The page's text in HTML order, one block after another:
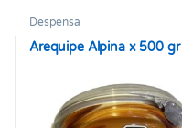
Despensa
Arequipe Alpina x 500 gr